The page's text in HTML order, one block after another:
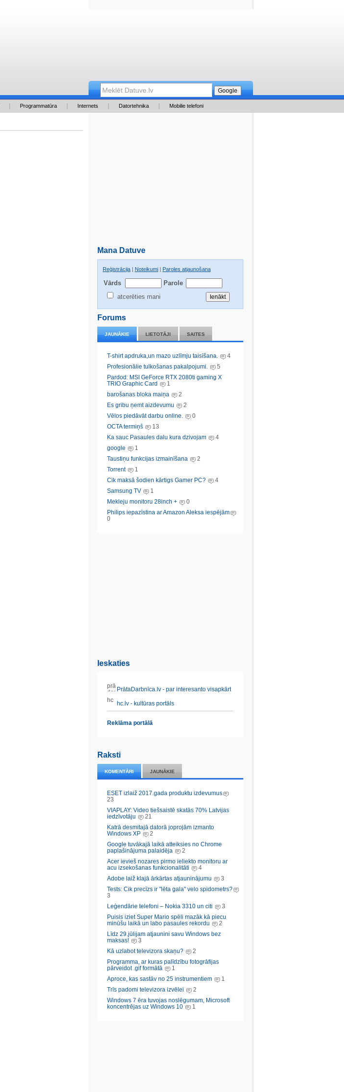
Programmatūra Internets Datortehnika Mobilie telefoni
Mana Datuve
Reģistrācija | Noteikumi | Paroles atjaunošana
Vārds
Parole
atcerēties mani
Forums
JAUNĀKIE LIETOTĀJI SAITES
T-shirt apdruka,un mazo uzlīmju taisīšana.
4
Profesionālie tulkošanas pakalpojumi.
5
Pardod: MSI GeForce RTX 2080ti gaming X
TRIO Graphic Card
1
barošanas bloka maiņa
2
Es gribu ņemt aizdevumu
2
Vēlos piedāvāt darbu online.
0
OCTA termiņš
13
Ka sauc Pasaules dalu kura dzivojam
4
google
1
Taustiņu funkcijas izmainīšana
2
Torrent
1
Cik maksā šodien kārtigs Gamer PC?
4
Samsung TV
1
Mekleju monitoru 28inch +
0
Philips iepazīstina ar Amazon Aleksa iespējām
0
Ieskaties
PrātaDarbnīca.lv - par interesanto visapkārt
hc.lv - kultūras portāls
Reklāma portālā
Raksti
KOMENTĀRI JAUNĀKIE
ESET izlaiž 2017.gada produktu izdevumus
23
VIAPLAY: Video tiešsaistē skatās 70% Latvijas
iedzīvotāju
21
Katrā desmitajā datorā joprojām izmanto
Windows XP
2
Google tuvākajā laikā atteiksies no Chrome
paplašinājuma palaidēja
2
Acer ievieš nozares pirmo ieliekto monitoru ar
acu izsekošanas funkcionalitāti
4
Adobe laiž klajā ārkārtas atjauninājumu
3
Tests: Cik precīzs ir "lēta gala" velo spidometrs?
3
Leģendārie telefoni – Nokia 3310 un citi
3
Puisis iziet Super Mario spēli mazāk kā piecu
minūšu laikā un labo pasaules rekordu
2
Līdz 29.jūlijam atjaunini savu Windows bez
maksas!
3
Kā uzlabot televizora skaņu?
2
Programma, ar kuras palīdzību fotogrāfijas
pārveidot .gif formātā
1
Aproce, kas sastāv no 25 instrumentiem
1
Trīs padomi televizora izvēlei
2
Windows 7 ēra tuvojas noslēgumam, Microsoft
koncentrējas uz Windows 10
1